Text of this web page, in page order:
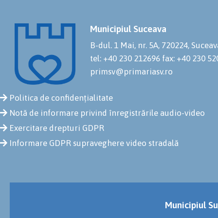
Municipiul Suceava
B-dul. 1 Mai, nr. 5A, 720224,
tel: +40 230 212696 fax: +40 230
primsv@primariasv.ro
Politica de confidențialitate
Notă de informare privind înregistrările audio-video
Exercitare drepturi GDPR
Informare GDPR supraveghere video stradală
Municipiul